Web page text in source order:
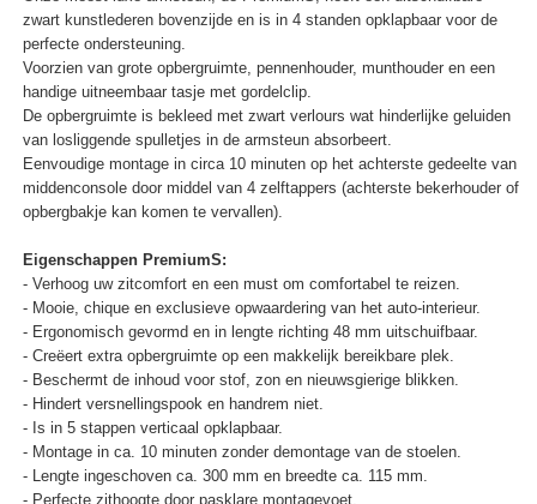
zwart kunstlederen bovenzijde en is in 4 standen opklapbaar voor de
perfecte ondersteuning.
Voorzien van grote opbergruimte, pennenhouder, munthouder en een
handige uitneembaar tasje met gordelclip.
De opbergruimte is bekleed met zwart verlours wat hinderlijke geluiden
van losliggende spulletjes in de armsteun absorbeert.
Eenvoudige montage in circa 10 minuten op het achterste gedeelte van
middenconsole door middel van 4 zelftappers (achterste bekerhouder of
opbergbakje kan komen te vervallen).
Eigenschappen PremiumS:
- Verhoog uw zitcomfort en een must om comfortabel te reizen.
- Mooie, chique en exclusieve opwaardering van het auto-interieur.
- Ergonomisch gevormd en in lengte richting 48 mm uitschuifbaar.
- Creëert extra opbergruimte op een makkelijk bereikbare plek.
- Beschermt de inhoud voor stof, zon en nieuwsgierige blikken.
- Hindert versnellingspook en handrem niet.
- Is in 5 stappen verticaal opklapbaar.
- Montage in ca. 10 minuten zonder demontage van de stoelen.
- Lengte ingeschoven ca. 300 mm en breedte ca. 115 mm.
- Perfecte zithoogte door pasklare montagevoet.